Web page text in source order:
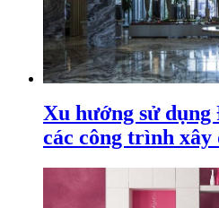
Xu hướng sử
các công trình xây